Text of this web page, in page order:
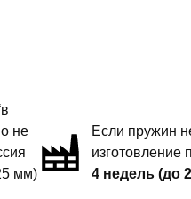
не
мм)
Если пружин
изготовление
4 недель (до